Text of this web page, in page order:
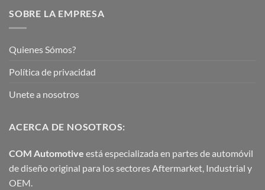
SOBRE LA EMPRESA
Quienes Sómos?
Política de privacidad
Unete a nosotros
ACERCA DE NOSOTROS:
COM Automotive está especializada en partes de automóvil
de diseño original para los sectores Aftermarket, Industrial y
OEM.